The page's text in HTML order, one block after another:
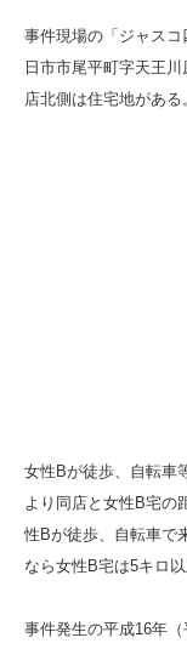
事件現場の「ジャス
日市市尾平町字天王
店北側は住宅地がある
女性Bが徒歩、自転車
より同店と女性B宅の
性Bが徒歩、自転車で
なら女性B宅は5キロ
事件発生の平成16年